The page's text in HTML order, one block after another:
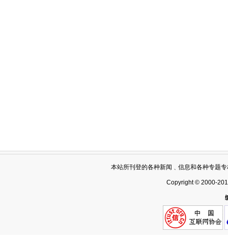
本站所刊登的各种新闻﹑信息和各种专题
Copyright © 2000-